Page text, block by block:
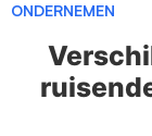
ONDERNEMEN